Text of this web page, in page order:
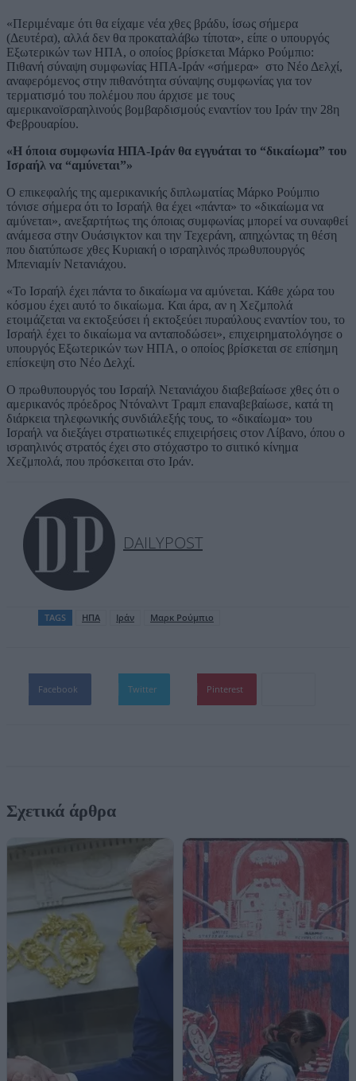
«Περιμέναμε ότι θα είχαμε νέα χθες βράδυ, ίσως σήμερα
(Δευτέρα), αλλά δεν θα προκαταλάβω τίποτα», είπε ο υπουργός
Εξωτερικών των ΗΠΑ, ο οποίος βρίσκεται Μάρκο Ρούμπιο:
Πιθανή σύναψη συμφωνίας ΗΠΑ-Ιράν «σήμερα» στο Νέο Δελχί,
αναφερόμενος στην πιθανότητα σύναψης συμφωνίας για τον
τερματισμό του πολέμου που άρχισε με τους
αμερικανοϊσραηλινούς βομβαρδισμούς εναντίον του Ιράν την 28η
Φεβρουαρίου.
«Η όποια συμφωνία ΗΠΑ-Ιράν θα εγγυάται το “δικαίωμα” του
Ισραήλ να “αμύνεται”»
Ο επικεφαλής της αμερικανικής διπλωματίας Μάρκο Ρούμπιο
τόνισε σήμερα ότι το Ισραήλ θα έχει «πάντα» το «δικαίωμα να
αμύνεται», ανεξαρτήτως της όποιας συμφωνίας μπορεί να συναφθεί
ανάμεσα στην Ουάσιγκτον και την Τεχεράνη, απηχώντας τη θέση
που διατύπωσε χθες Κυριακή ο ισραηλινός πρωθυπουργός
Μπενιαμίν Νετανιάχου.
«Το Ισραήλ έχει πάντα το δικαίωμα να αμύνεται. Κάθε χώρα του
κόσμου έχει αυτό το δικαίωμα. Και άρα, αν η Χεζμπολά
ετοιμάζεται να εκτοξεύσει ή εκτοξεύει πυραύλους εναντίον του, το
Ισραήλ έχει το δικαίωμα να ανταποδώσει», επιχειρηματολόγησε ο
υπουργός Εξωτερικών των ΗΠΑ, ο οποίος βρίσκεται σε επίσημη
επίσκεψη στο Νέο Δελχί.
Ο πρωθυπουργός του Ισραήλ Νετανιάχου διαβεβαίωσε χθες ότι ο
αμερικανός πρόεδρος Ντόναλντ Τραμπ επαναβεβαίωσε, κατά τη
διάρκεια τηλεφωνικής συνδιάλεξής τους, το «δικαίωμα» του
Ισραήλ να διεξάγει στρατιωτικές επιχειρήσεις στον Λίβανο, όπου ο
ισραηλινός στρατός έχει στο στόχαστρο το σιιτικό κίνημα
Χεζμπολά, που πρόσκειται στο Ιράν.
DAILYPOST
TAGS ΗΠΑ Ιράν Μαρκ Ρούμπιο
Facebook Twitter Pinterest
Σχετικά άρθρα